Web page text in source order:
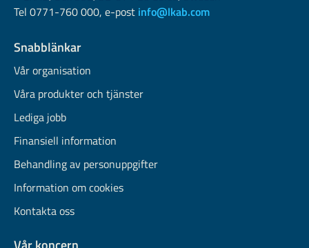
Tel 0771-760 000, e-post info@lkab.com
Snabblänkar
Vår organisation
Våra produkter och tjänster
Lediga jobb
Finansiell information
Behandling av personuppgifter
Information om cookies
Kontakta oss